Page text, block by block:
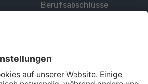
Berufsabschlüsse